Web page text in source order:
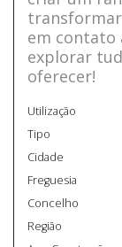
em contato
explorar
oferecer!
Utilização
Tipo
Cidade
Freguesia
Concelho
Região